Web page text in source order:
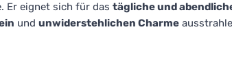
Er eignet sich für das tägliche und
und unwiderstehlichen Charme